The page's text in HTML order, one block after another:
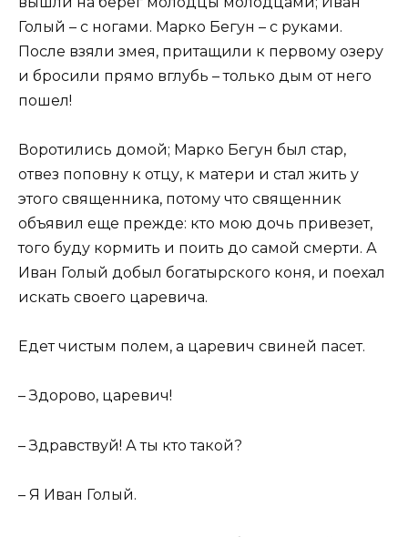
Голый – с ногами. Марко Бегун – с руками.
После взяли змея, притащили к первому озеру
и бросили прямо вглубь – только дым от него
пошел!
Воротились домой; Марко Бегун был стар,
отвез поповну к отцу, к матери и стал жить у
этого священника, потому что священник
объявил еще прежде: кто мою дочь привезет,
того буду кормить и поить до самой смерти. А
Иван Голый добыл богатырского коня, и поехал
искать своего царевича.
Едет чистым полем, а царевич свиней пасет.
– Здорово, царевич!
– Здравствуй! А ты кто такой?
– Я Иван Голый.